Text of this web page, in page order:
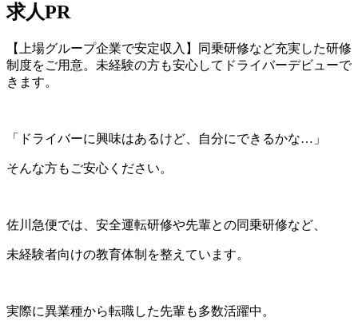
求人PR
【上場グループ企業で安定収入】同乗研修など充実した研修
制度をご用意。未経験の方も安心してドライバーデビューで
きます。
「ドライバーに興味はあるけど、自分にできるかな…」
そんな方もご安心ください。
佐川急便では、安全運転研修や先輩との同乗研修など、
未経験者向けの教育体制を整えています。
実際に異業種から転職した先輩も多数活躍中。